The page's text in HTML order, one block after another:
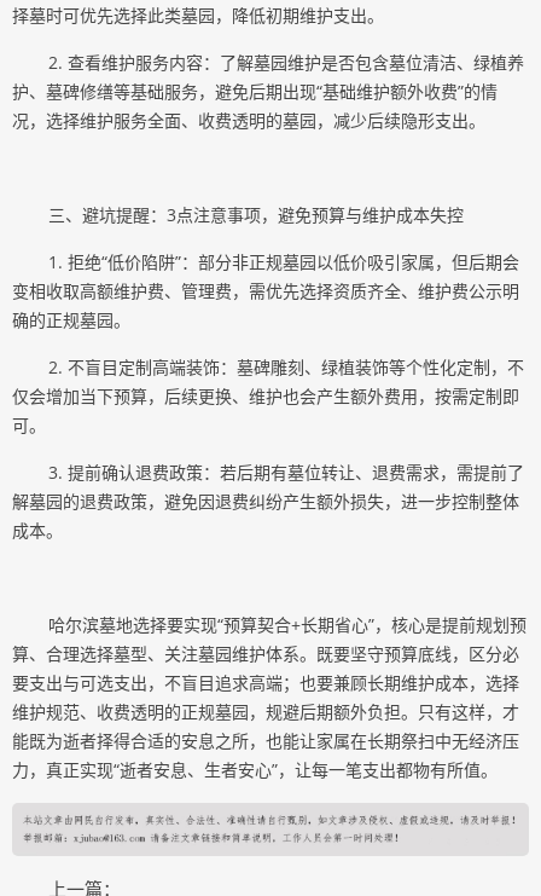
择墓时可优先选择此类墓园，降低初期维护支出。
2. 查看维护服务内容：了解墓园维护是否包含墓位清洁、绿植养
护、墓碑修缮等基础服务，避免后期出现“基础维护额外收费”的情
况，选择维护服务全面、收费透明的墓园，减少后续隐形支出。
三、避坑提醒：3点注意事项，避免预算与维护成本失控
1. 拒绝“低价陷阱”：部分非正规墓园以低价吸引家属，但后期会
变相收取高额维护费、管理费，需优先选择资质齐全、维护费公示明
确的正规墓园。
2. 不盲目定制高端装饰：墓碑雕刻、绿植装饰等个性化定制，不
仅会增加当下预算，后续更换、维护也会产生额外费用，按需定制即
可。
3. 提前确认退费政策：若后期有墓位转让、退费需求，需提前了
解墓园的退费政策，避免因退费纠纷产生额外损失，进一步控制整体
成本。
哈尔滨墓地选择要实现“预算契合+长期省心”，核心是提前规划预
算、合理选择墓型、关注墓园维护体系。既要坚守预算底线，区分必
要支出与可选支出，不盲目追求高端；也要兼顾长期维护成本，选择
维护规范、收费透明的正规墓园，规避后期额外负担。只有这样，才
能既为逝者择得合适的安息之所，也能让家属在长期祭扫中无经济压
力，真正实现“逝者安息、生者安心”，让每一笔支出都物有所值。
上一篇：